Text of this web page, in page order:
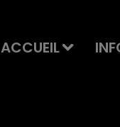
ACCUEIL